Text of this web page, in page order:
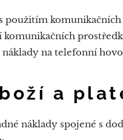
použitím
na telefonní
a
náklady spojené s